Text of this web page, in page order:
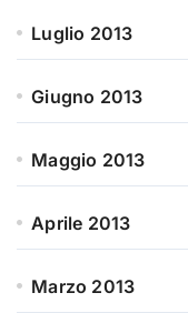
Luglio 2013
Giugno 2013
Maggio 2013
Aprile 2013
Marzo 2013